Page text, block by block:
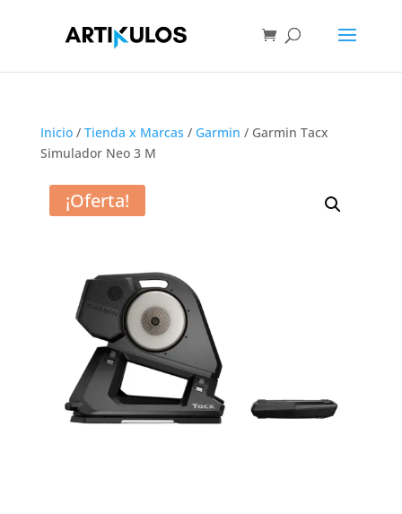
Inicio/ Tienda x Marcas / Garmin / Garmin Tacx
Simulador Neo 3 M
¡Oferta!